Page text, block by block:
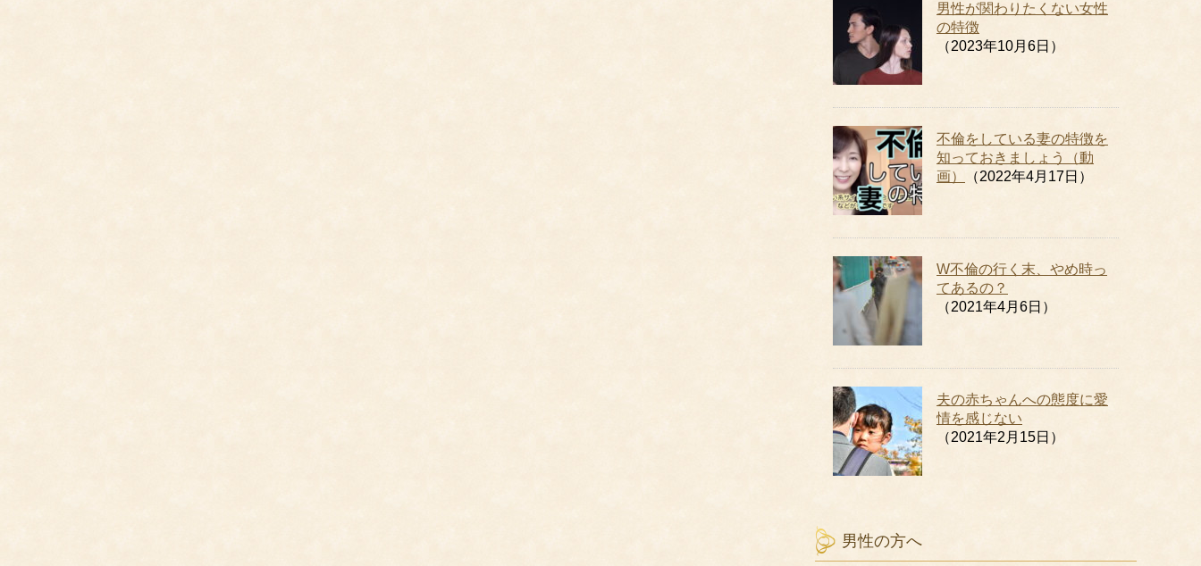
男性が関わりたくない女性
の特徴
（2023年10月6日）
不倫をしている妻の特徴を
知っておきましょう（動
画）
（2022年4月17日）
W不倫の行く末、やめ時っ
てあるの？
（2021年4月6日）
夫の赤ちゃんへの態度に愛
情を感じない
（2021年2月15日）
男性の方へ